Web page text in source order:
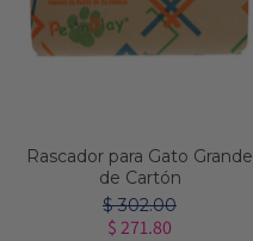
Rascador para Gato Grande
de Cartón
$ 302.00
$ 271.80